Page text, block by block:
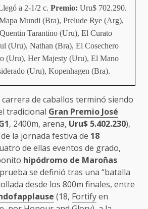
a 2-1/2 c. Premio: Uru$ 702.290.
Mundi (Bra), Prelude Rye (Arg),
Tarantino (Uru), El Curato
(Uru), Nathan (Bra), El Cosechero
(Uru), Her Majesty (Uru), El Mano
(Uru), Kopenhagen (Bra).
de caballos terminó siendo
tradicional Gran Premio José
, 2400m, arena, Uru$ 5.402.230),
la jornada festiva de 18
de ellas eventos de grado,
hipódromo de Maroñas
se definió tras una “batalla
desde los 800m finales, entre
(18, Fortifyen